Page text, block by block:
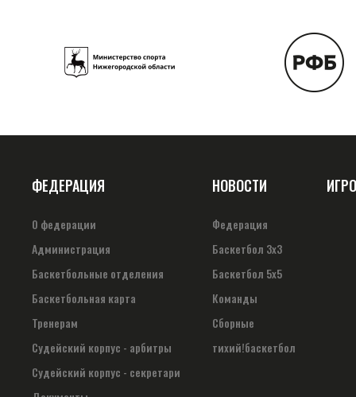
ФЕДЕРАЦИЯ
О федерации
Администрация
Баскетбольные отделения
Баскетбольная карта
Тренерам
Судейский корпус - арбитры
Судейский корпус - секретари
НОВОСТИ
Федерация
Баскетбол 3х3
Баскетбол 5х5
Команды
Сборные
тихий!баскетбол